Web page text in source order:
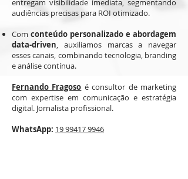
entregam visibilidade imediata, segmentando
audiências precisas para ROI otimizado.
Com conteúdo personalizado e abordagem
data-driven, auxiliamos marcas a navegar
esses canais, combinando tecnologia, branding
e análise contínua.
Fernando Fragoso é consultor de marketing
com expertise em comunicação e estratégia
digital. Jornalista profissional.
WhatsApp: 19 99417 9946